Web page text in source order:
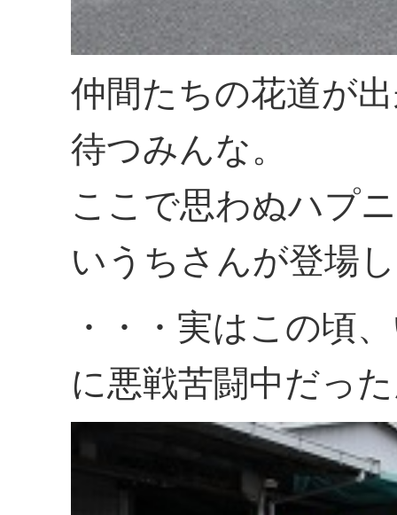
仲間たちの花道が
待つみんな。
ここで思わぬハプ
いうちさんが登場
・・・実はこの頃
に悪戦苦闘中だっ